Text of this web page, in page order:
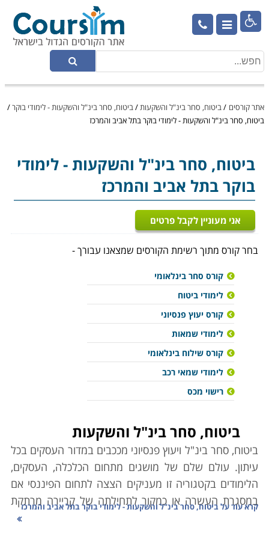

אתר קורסים /ביטוח, סחר בינ"ל והשקעות/ביטוח, סחר בינ"ל והשקעות - לימודי בוקר/
ביטוח, סחר בינ"ל והשקעות - לימודי בוקר בתל אביב והמרכז
ביטוח, סחר בינ"ל והשקעות- לימודי
בוקר בתל אביב והמרכז
אני מעוניין לקבל פרטים
בחר קורס מתוך רשימת הקורסים שמצאנו עבורך -
קורס סחר בינלאומי
לימודי ביטוח
קורס יעוץ פנסיוני
לימודי שמאות
קורס שילוח בינלאומי
לימודי שמאי רכב
רישוי מכס
ביטוח, סחר בינ"ל והשקעות
ביטוח, סחר בינ"ל ויעוץ פנסיוני מככבים במדור העסקים בכל
עיתון. עולם שלם של מושגים מתחום הכלכלה, העסקים,
הלימודים בקטגוריה זו מעניקים הצצה לתחום הפיננסי אם
במסגרת העשרה או כמקור לתחילתה של קריירה מרתקת
קרא עוד עלביטוח, סחר בינ"ל והשקעות - לימודי בוקר בתל אביב והמרכז